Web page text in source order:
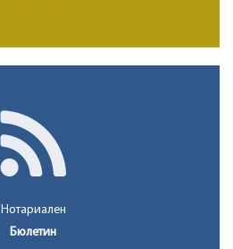
Нотариален
Бюлетин